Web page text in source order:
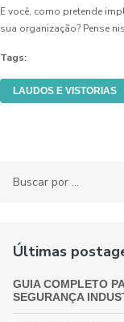
E você, como pretende
sua organização? Pense
Tags:
LAUDOS E VISTORIAS
Últimas
GUIA COMPLETO
SEGURANÇA